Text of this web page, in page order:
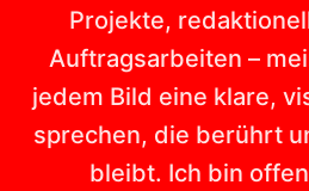
Projekte,
Auftragsarbeiten –
jedem Bild eine klare,
sprechen, die berührt
bleibt. Ich bin